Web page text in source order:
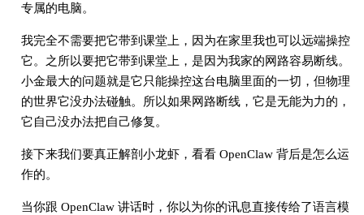
专属的电脑。
我完全不需要把它带到课堂上，因为在家里我也可以远端操控
它。之所以要把它带到课堂上，是因为我家的网路容易断线。
小金最大的问题就是它只能操控这台电脑里面的一切，但物理
的世界它没办法碰触。所以如果网路断线，它是无能为力的，
它自己没办法把自己修复。
接下来我们要真正解剖小龙虾，看看 OpenClaw 背后是怎么运
作的。
当你跟 OpenClaw 讲话时，你以为你的讯息直接传给了语言模